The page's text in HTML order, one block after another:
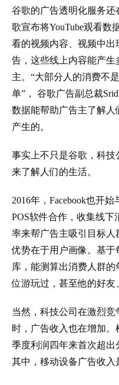
谷歌的广告透明化服务
歌宣布将YouTube观看数
看的视频内容、视频中
告，这些线上内容能产
主。“大部分人的消费不
单”， 谷歌广告副总裁
数据能帮助广告主了解
产生的。
事实上不只是谷歌，科
来了解人们的生活。
2016年，Facebook也开
POS软件合作，收集线下
率来帮广告主吸引目标人
优势在于用户画像。基于
库，能测算出消费人群
位游玩过，甚至他的好友
当然，科技公司在激烈竞
时，广告收入也在增加。
季度利润四年来首次超出
其中，移动设备广告收入